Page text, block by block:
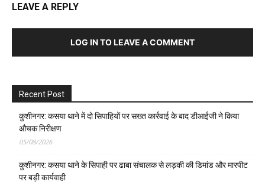
LEAVE A REPLY
LOG IN TO LEAVE A COMMENT
Recent Post
कुशीनगर: कसया थाने में दो सिपाहियों पर सख्त कार्रवाई के बाद डीआईजी ने किया
औचक निरीक्षण
05/08/2026
कुशीनगर: कसया थाने के सिपाही पर ढाबा संचालक से लड़की की डिमांड और मारपीट
पर बड़ी कार्यवाही